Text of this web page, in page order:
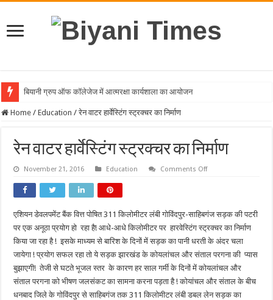
बियानी ग्रुप ऑफ कॉलेजेज में आत्मरक्षा कार्यशाला का आयोजन
Home / Education / रेन वाटर हार्वेस्टिंग स्ट्रक्चर का निर्माण
रेन वाटर हार्वेस्टिंग स्ट्रक्चर का निर्माण
November 21, 2016 Education Comments Offon
निर्माण
एशियन डेवलपमेंट बैंक वित्त पोषित 311 किलोमीटर लंबी गोविंदपुर-साहिबगंज सड़क की पटरी
पर एक अनूठा प्रयोग हो रहा है! आधे-आधे किलोमीटर पर हारवेस्टिंग स्ट्रक्चर का निर्माण
किया जा रहा है ! इसके माध्यम से बारिश के दिनों में सड़क का पानी धरती के अंदर चला
जायेगा ! प्रयोग सफल रहा तो ये सड़क झारखंड के कोयलांचल और संताल परगना की प्यास
बुझाएगी! तेजी से घटते भूजल स्तर के कारण हर साल गर्मी के दिनों में कोयलांचल और
संताल परगना को भीषण जलसंकट का सामना करना पड़ता है ! कोयांचल और संताल के बीच
धनबाद जिले के गोविंदपुर से साहिबगंज तक 311 किलोमीटर लंबी डबल लेन सड़क का